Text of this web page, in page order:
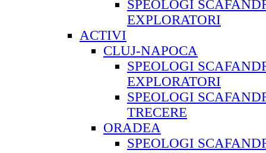
SPEOLOGI
EXPLORATORI
ACTIVI
CLUJ-NAPOCA
SPEOLOGI
EXPLORATORI
SPEOLOGI
TRECERE
ORADEA
SPEOLOGI